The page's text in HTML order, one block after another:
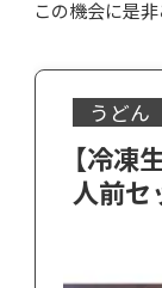
この機会に是非
うどん
【冷凍
人前セ